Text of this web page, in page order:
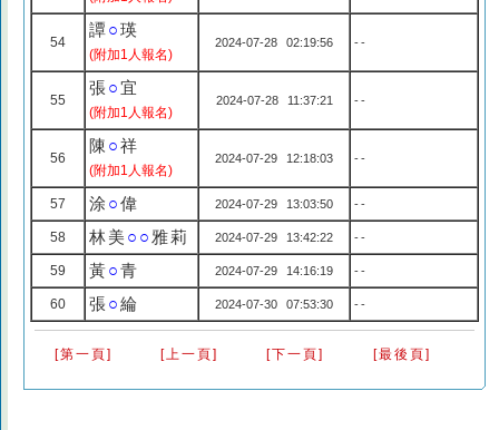
54
譚○瑛
(附加1人報名)
2024-07-28 02:19:56 --
55
張○宜
(附加1人報名)
2024-07-28 11:37:21 --
56
陳 ○祥
(附加1人報名)
2024-07-29 12:18:03 --
57 涂 ○偉 2024-07-29 13:03:50 --
58 林美 ○○ 雅莉 2024-07-29 13:42:22 --
59 黃○青 2024-07-29 14:16:19 --
60 張○綸 2024-07-30 07:53:30 --
[第一頁] [上一頁] [下一頁] [最後頁]